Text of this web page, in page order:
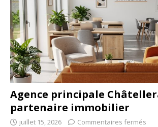
Agence principale
partenaire immobilier
juillet 15, 2026 Commentaires fermés